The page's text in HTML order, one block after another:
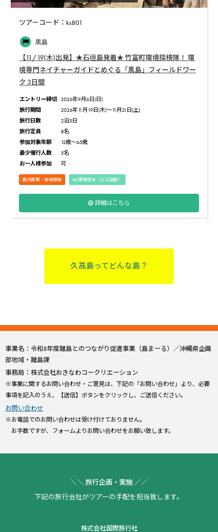
ツアーコード：ks801
黒島
【11/19(木)出発】★石垣島発着★ 竹富町環境探検隊！ 環
境専門ネイチャーガイドとめぐる「黒島」フィールドワー
ク 3日間
エントリー締切 2026年9月6日(日)
旅行期間
2026年11月19日(木)〜11月21日(土)
旅行日数
2泊3日
旅行定員
8名
参加対象年齢
12歳〜65歳
最少催行人数
5名
お一人様参加
可
島内散策・地域探検 06.環境保全（エコ活動）
詳細はこちら
久高島ってどんな島？
事業名：令和8年度離島とのつながり促進事業（島まーる）／沖縄県企画
部地域・離島課
事務局：株式会社おきなわコークリエーション
※事業に関するお問い合わせ・ご意見は、下記の「お問い合わせ」より、必要
事項を記入のうえ、【送信】ボタンをクリックし、ご送信ください。
お問い合わせ
※お電話でのお問い合わせは受け付けておりません。
お手数ですが、フォームよりお問い合わせをお願い致します。
＼＼ 旅行企画・実施 ／／
下記の旅行会社がツアーの手配を担当致します。
株式会社国際旅行社